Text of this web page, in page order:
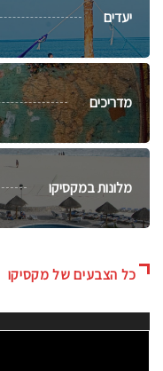
יעדים
מדריכים
מלונות במקסיקו
כל הצבעים של מקסיקו